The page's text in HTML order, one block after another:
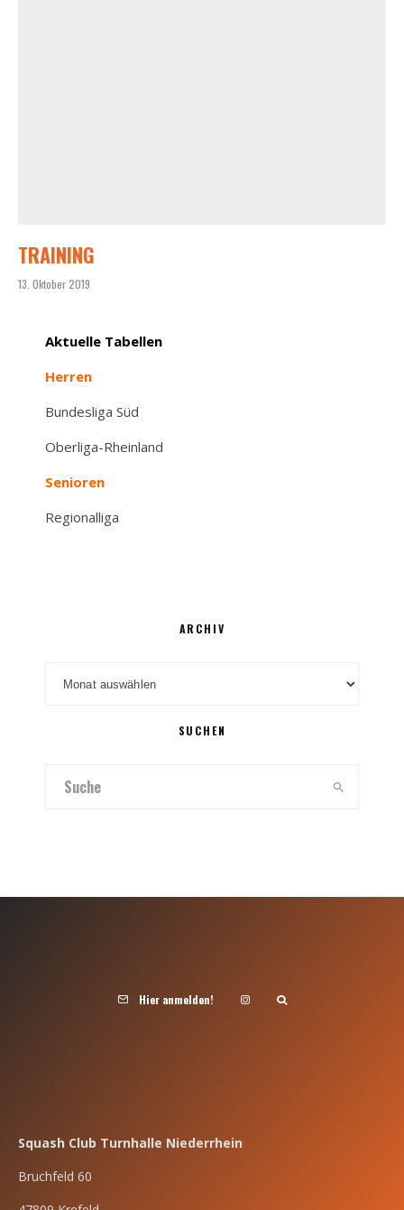
TRAINING
13. Oktober 2019
Aktuelle Tabellen
Herren
Bundesliga Süd
Oberliga-Rheinland
Senioren
Regionalliga
ARCHIV
SUCHEN
Hier anmelden!
Squash Club Turnhalle Niederrhein
Bruchfeld 60